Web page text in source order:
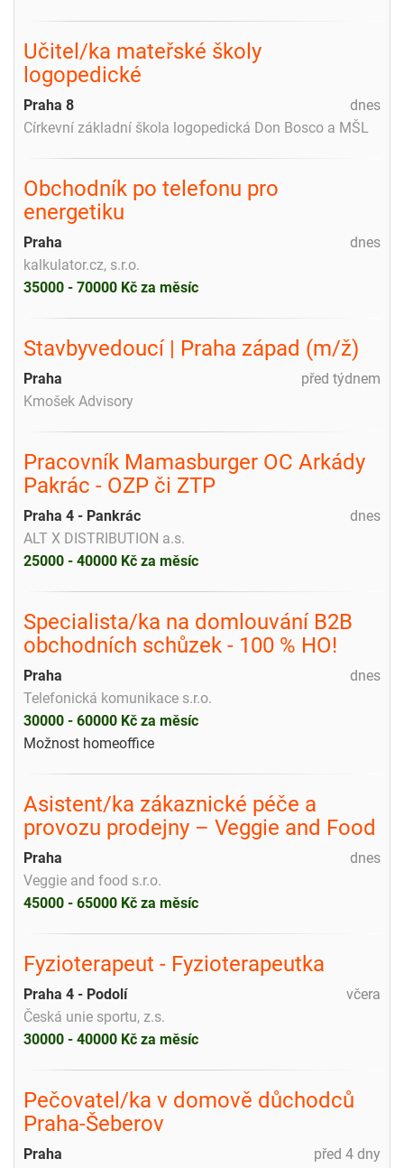
Učitel/ka mateřské školy
logopedické
dnes
Praha 8
Církevní základní škola logopedická Don Bosco a MŠL
Obchodník po telefonu pro
energetiku
dnes
Praha
kalkulator.cz, s.r.o.
35000 - 70000 Kč za měsíc
Stavbyvedoucí | Praha západ (m/ž)
před týdnem
Praha
Kmošek Advisory
Pracovník Mamasburger OC Arkády
Pakrác - OZP či ZTP
dnes
Praha 4 - Pankrác
ALT X DISTRIBUTION a.s.
25000 - 40000 Kč za měsíc
Specialista/ka na domlouvání B2B
obchodních schůzek - 100 % HO!
dnes
Praha
Telefonická komunikace s.r.o.
30000 - 60000 Kč za měsíc
Možnost homeoffice
Asistent/ka zákaznické péče a
provozu prodejny – Veggie and Food
dnes
Praha
Veggie and food s.r.o.
45000 - 65000 Kč za měsíc
Fyzioterapeut - Fyzioterapeutka
včera
Praha 4 - Podolí
Česká unie sportu, z.s.
30000 - 40000 Kč za měsíc
Pečovatel/ka v domově důchodců
Praha-Šeberov
před 4 dny
Praha